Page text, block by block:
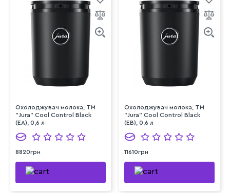
Охолоджувач молока, ТМ
"Jura" Cool Control Black
(EA), 0,6 л
8820грн
Охолоджувач молока, ТМ
"Jura" Cool Control Black
(EB), 0,6 л
11610грн